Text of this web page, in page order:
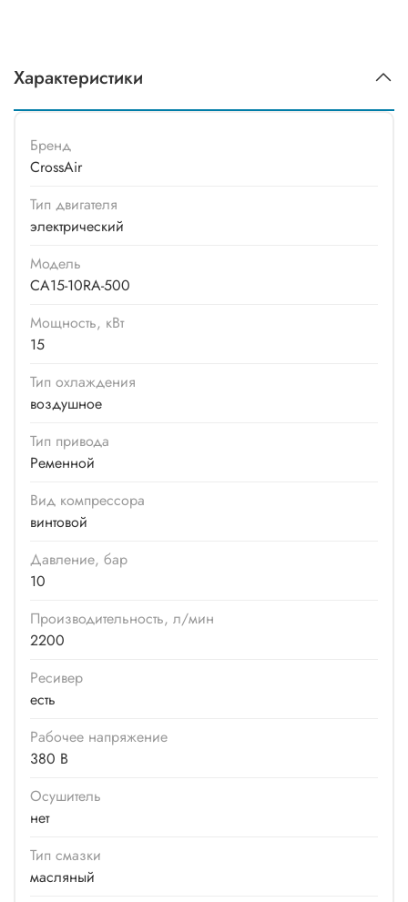
Характеристики
Бренд
CrossAir
Тип двигателя
электрический
Модель
CA15-10RA-500
Мощность, кВт
15
Тип охлаждения
воздушное
Тип привода
Ременной
Вид компрессора
винтовой
Давление, бар
10
Производитель­ность, л/мин
2200
Ресивер
есть
Рабочее напряжение
380 В
Осушитель
нет
Тип смазки
масляный